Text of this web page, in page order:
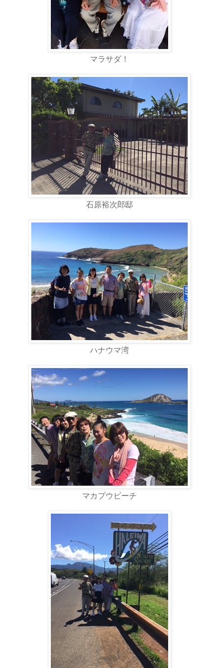
マラサダ！
石原裕次郎邸
ハナウマ湾
マカプウビーチ